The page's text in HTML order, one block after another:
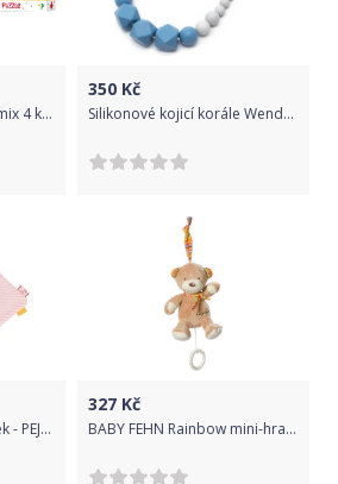
DODO Puzzle 16 dílků mix 4 kusů (Pejsek, Kočka, Kačenka, Koník)
350 Kč
Silikonové kojicí korále Wendy Modrá
Hračka plyšová usínáček - PEJSEK růžový - BabyMix
327 Kč
BABY FEHN Rainbow mini-hrací méďa